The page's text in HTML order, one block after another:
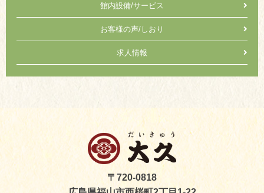
館内設備/サービス
お客様の声/しおり
求人情報
〒720-0818